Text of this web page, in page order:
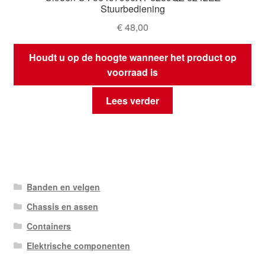
Stuurbediening
€48,00
Houdt u op de hoogte wanneer het product op
voorraad is
Lees verder
Banden en velgen
Chassis en assen
Containers
Elektrische componenten